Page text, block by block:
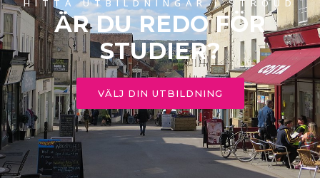
HITTA UTBILDNINGAR I STROUD
ÄR DU REDO FÖR
STUDIER?
VÄLJ DIN UTBILDNING